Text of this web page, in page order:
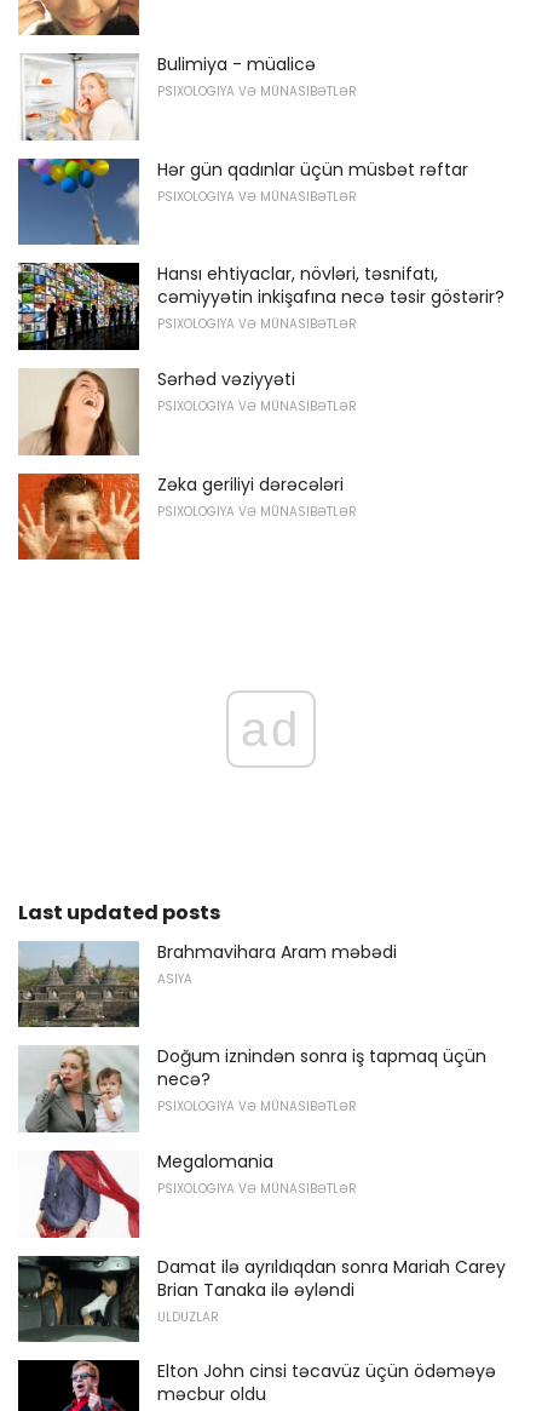
Bulimiya - müalicə
PSIXOLOGIYA VƏ MÜNASIBƏTLƏR
Hər gün qadınlar üçün müsbət rəftar
PSIXOLOGIYA VƏ MÜNASIBƏTLƏR
Hansı ehtiyaclar, növləri, təsnifatı,
cəmiyyətin inkişafına necə təsir göstərir?
PSIXOLOGIYA VƏ MÜNASIBƏTLƏR
Sərhəd vəziyyəti
PSIXOLOGIYA VƏ MÜNASIBƏTLƏR
Zəka geriliyi dərəcələri
PSIXOLOGIYA VƏ MÜNASIBƏTLƏR
ad
Last updated posts
Brahmavihara Aram məbədi
ASIYA
Doğum iznindən sonra iş tapmaq üçün
necə?
PSIXOLOGIYA VƏ MÜNASIBƏTLƏR
Megalomania
PSIXOLOGIYA VƏ MÜNASIBƏTLƏR
Damat ilə ayrıldıqdan sonra Mariah Carey
Brian Tanaka ilə əyləndi
ULDUZLAR
Elton John cinsi təcavüz üçün ödəməyə
məcbur oldu